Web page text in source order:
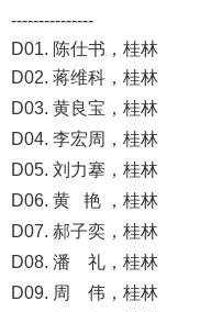
---------------
D01. 陈仕书，桂林
D02. 蒋维科，桂林
D03. 黄良宝，桂林
D04. 李宏周，桂林
D05. 刘力搴，桂林
D06. 黄 艳 ，桂林
D07. 郝子奕，桂林
D08. 潘 礼，桂林
D09. 周 伟，桂林